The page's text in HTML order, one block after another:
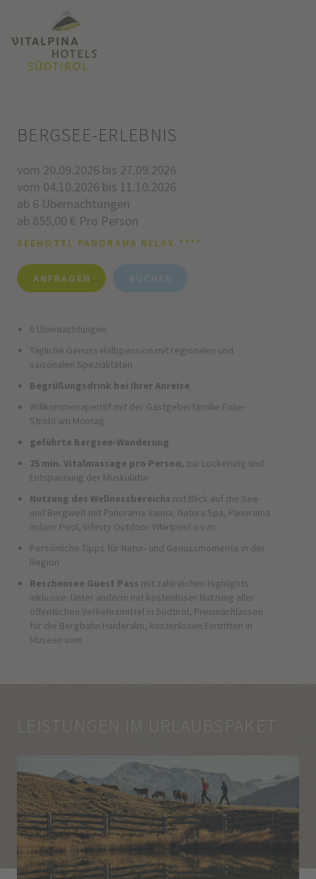
BERGSEE-ERLEBNIS
vom 20.09.2026 bis 27.09.2026
vom 04.10.2026 bis 11.10.2026
ab 6 Übernachtungen
ab 855,00 € Pro Person
SEEHOTEL PANORAMA RELAX ****
ANFRAGEN BUCHEN
6 Übernachtungen
Tägliche Genuss-Halbpension mit regionalen und
saisonalen Spezialitäten
Begrüßungsdrink bei Ihrer Anreise
Willkommenaperitif mit der Gastgeberfamilie Folie-
Strobl am Montag
geführte Bergsee-Wanderung
25 min. Vitalmassage pro Person, zur Lockerung und
Entspannung der Muskulatur
Nutzung des Wellnessbereichs mit Blick auf die See-
und Bergwelt mit Panorama Sauna, Natura Spa, Panorama
Indoor Pool, Infinity Outdoor Whirlpool u.v.m.
Persönliche Tipps für Natur- und Genussmomente in der
Region
Reschensee Guest Pass mit zahlreichen Highlights
inklusive: Unter anderm mit kostenloser Nutzung aller
öffentlichen Verkehrsmittel in Südtirol, Preisnachlässen
für die Bergbahn Haideralm, kostenlosen Eintritten in
Museen uvm
LEISTUNGEN IM URLAUBSPAKET